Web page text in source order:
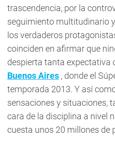
trascendencia, por la
seguimiento multitudinario
los verdaderos
coinciden en afirmar que
despierta tanta expectativa
Buenos Aires , donde el
temporada 2013. Y así
sensaciones y situaciones,
cara de la disciplina a nivel
cuesta unos 20 millones de